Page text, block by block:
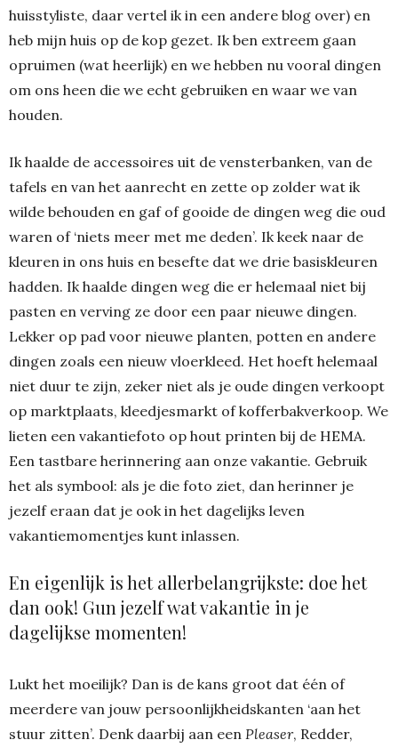
huisstyliste, daar vertel ik in een andere blog over) en
heb mijn huis op de kop gezet. Ik ben extreem gaan
opruimen (wat heerlijk) en we hebben nu vooral dingen
om ons heen die we echt gebruiken en waar we van
houden.
Ik haalde de accessoires uit de vensterbanken, van de
tafels en van het aanrecht en zette op zolder wat ik
wilde behouden en gaf of gooide de dingen weg die oud
waren of ‘niets meer met me deden’. Ik keek naar de
kleuren in ons huis en besefte dat we drie basiskleuren
hadden. Ik haalde dingen weg die er helemaal niet bij
pasten en verving ze door een paar nieuwe dingen.
Lekker op pad voor nieuwe planten, potten en andere
dingen zoals een nieuw vloerkleed. Het hoeft helemaal
niet duur te zijn, zeker niet als je oude dingen verkoopt
op marktplaats, kleedjesmarkt of kofferbakverkoop. We
lieten een vakantiefoto op hout printen bij de HEMA.
Een tastbare herinnering aan onze vakantie. Gebruik
het als symbool: als je die foto ziet, dan herinner je
jezelf eraan dat je ook in het dagelijks leven
vakantiemomentjes kunt inlassen.
En eigenlijk is het allerbelangrijkste: doe het
dan ook! Gun jezelf wat vakantie in je
dagelijkse momenten!
Lukt het moeilijk? Dan is de kans groot dat één of
meerdere van jouw persoonlijkheidskanten ‘aan het
stuur zitten’. Denk daarbij aan een Pleaser, Redder,